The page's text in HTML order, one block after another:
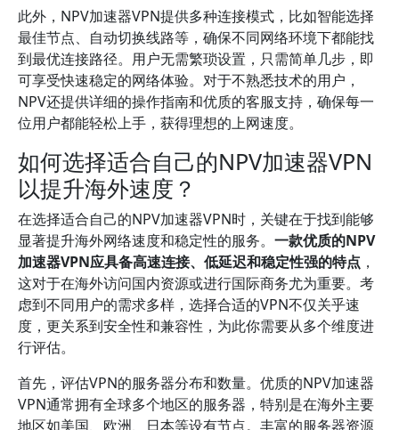
此外，NPV加速器VPN提供多种连接模式，比如智能选择
最佳节点、自动切换线路等，确保不同网络环境下都能找
到最优连接路径。用户无需繁琐设置，只需简单几步，即
可享受快速稳定的网络体验。对于不熟悉技术的用户，
NPV还提供详细的操作指南和优质的客服支持，确保每一
位用户都能轻松上手，获得理想的上网速度。
如何选择适合自己的NPV加速器VPN
以提升海外速度？
在选择适合自己的NPV加速器VPN时，关键在于找到能够
显著提升海外网络速度和稳定性的服务。 一款优质的NPV
加速器VPN应具备高速连接、低延迟和稳定性强的特点 ，
这对于在海外访问国内资源或进行国际商务尤为重要。考
虑到不同用户的需求多样，选择合适的VPN不仅关乎速
度，更关系到安全性和兼容性，为此你需要从多个维度进
行评估。
首先，评估VPN的服务器分布和数量。优质的NPV加速器
VPN通常拥有全球多个地区的服务器，特别是在海外主要
地区如美国、欧洲、日本等设有节点。丰富的服务器资源